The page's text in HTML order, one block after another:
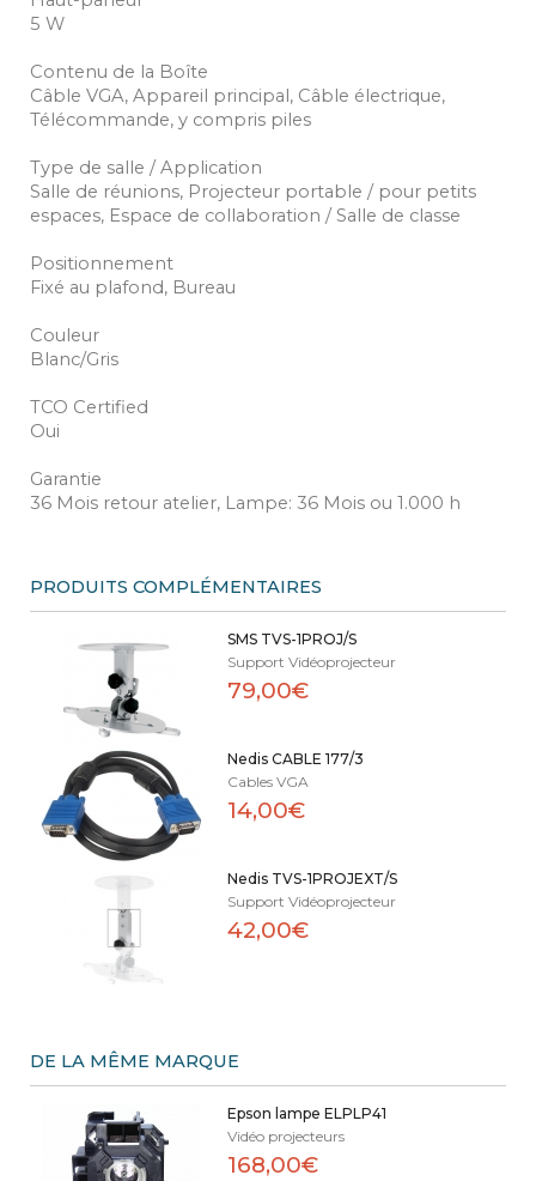
5 W
Contenu de la Boîte
Câble VGA, Appareil principal, Câble électrique,
Télécommande, y compris piles
Type de salle / Application
Salle de réunions, Projecteur portable / pour petits
espaces, Espace de collaboration / Salle de classe
Positionnement
Fixé au plafond, Bureau
Couleur
Blanc/Gris
TCO Certified
Oui
Garantie
36 Mois retour atelier, Lampe: 36 Mois ou 1.000 h
PRODUITS COMPLÉMENTAIRES
SMS TVS-1PROJ/S
Support Vidéoprojecteur
79,00€
Nedis CABLE 177/3
Cables VGA
14,00€
Nedis TVS-1PROJEXT/S
Support Vidéoprojecteur
42,00€
DE LA MÊME MARQUE
Epson lampe ELPLP41
Vidéo projecteurs
168,00€